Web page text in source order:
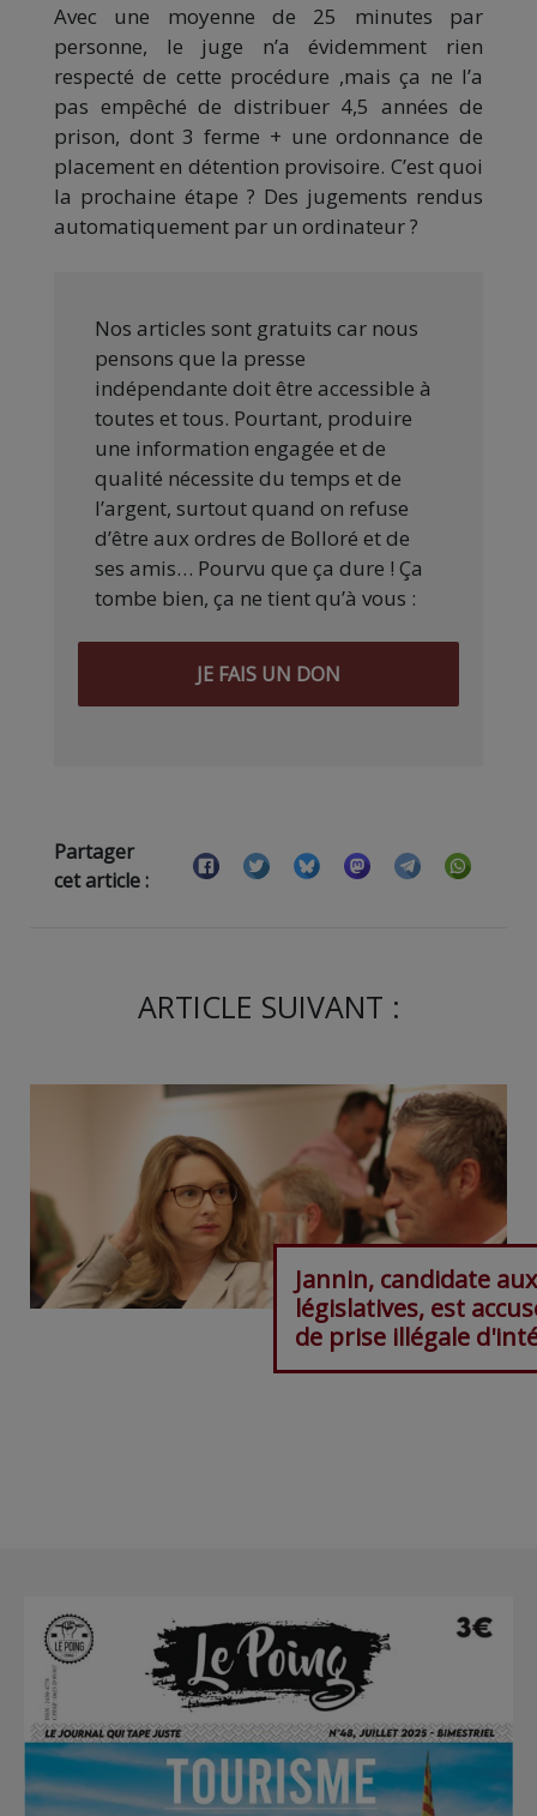
Avec une moyenne de 25 minutes par
personne, le juge n’a évidemment rien
respecté de cette procédure ,mais ça ne l’a
pas empêché de distribuer 4,5 années de
prison, dont 3 ferme + une ordonnance de
placement en détention provisoire. C’est quoi
la prochaine étape ? Des jugements rendus
automatiquement par un ordinateur ?
Nos articles sont gratuits car nous
pensons que la presse
indépendante doit être accessible à
toutes et tous. Pourtant, produire
une information engagée et de
qualité nécessite du temps et de
l’argent, surtout quand on refuse
d’être aux ordres de Bolloré et de
ses amis… Pourvu que ça dure ! Ça
tombe bien, ça ne tient qu’à vous :
JE FAIS UN DON
Partager
cet article :
ARTICLE SUIVANT :
Jannin, candidate aux
législatives, est
de prise illégale